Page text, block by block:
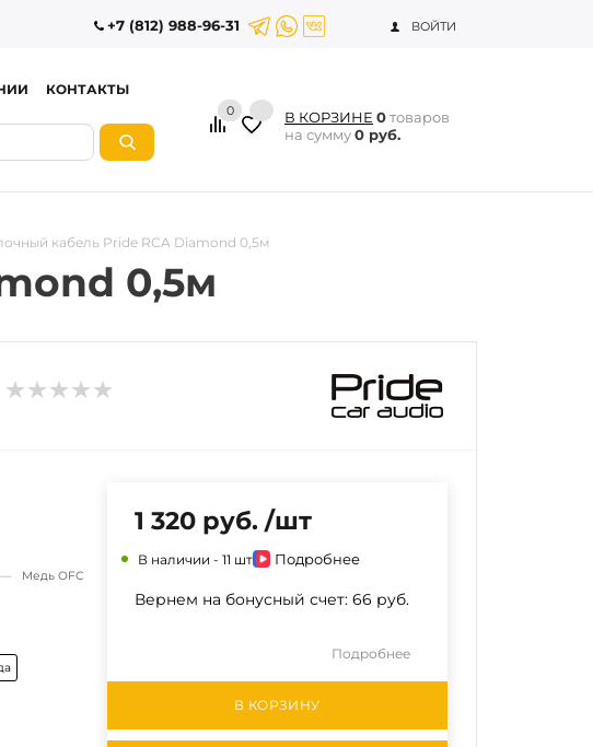
+7 (812) 988-96-31 ВОЙТИ
КОНТАКТЫ
0 В КОРЗИНЕ 0товаров
на сумму0 руб.
кабель Pride RCA Diamond 0,5м
0,5м
— Медь OFC
1 320 руб. /шт
В наличии - 11 шт Подробнее
Вернем на бонусный счет: 66 руб.
Подробнее
В КОРЗИНУ